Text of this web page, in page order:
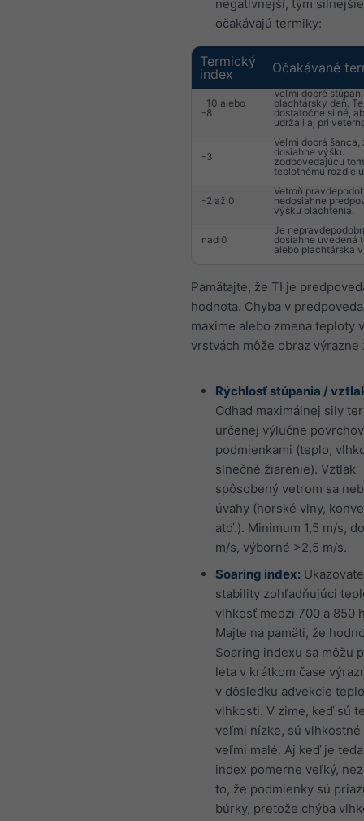
negatívnejší, tým
očakávajú termiky:
Termický
index
Očakávané
-10 alebo
-8
Veľmi dobré
plachtársky deň.
dostatočne silné,
udržali aj pri
-3
Veľmi dobrá šanca,
dosiahne výšku
zodpovedajúcu
teplotnému
-2 až 0
Vetroň
nedosiahne
výšku plachtenia.
nad 0
Je
dosiahne uvedená
alebo plachtárska
Pamätajte, že TI je
hodnota. Chyba v
maxime alebo zmena teploty
vrstvách môže obraz výrazne
Rýchlosť stúpania /
Odhad maximálnej sily
určenej výlučne
podmienkami (teplo,
slnečné žiarenie). Vztlak
spôsobený vetrom sa
úvahy (horské vlny,
atď.). Minimum 1,5 m/s,
m/s, výborné >2,5 m/s.
Soaring index:
stability zohľadňujúci
vlhkosť medzi 700 a 850
Majte na pamäti, že
Soaring indexu sa môžu
leta v krátkom čase
v dôsledku advekcie
vlhkosti. V zime, keď sú
veľmi nízke, sú vlhkostné
veľmi malé. Aj keď je
index pomerne veľký,
to, že podmienky sú
búrky, pretože chýba